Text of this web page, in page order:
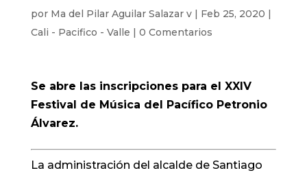
por Ma del Pilar Aguilar Salazar v| Feb 25, 2020 |
Cali - Pacifico - Valle | 0 Comentarios
Se abre las inscripciones para el XXIV
Festival de Música del Pacífico Petronio
Álvarez.
La administración del alcalde de Santiago